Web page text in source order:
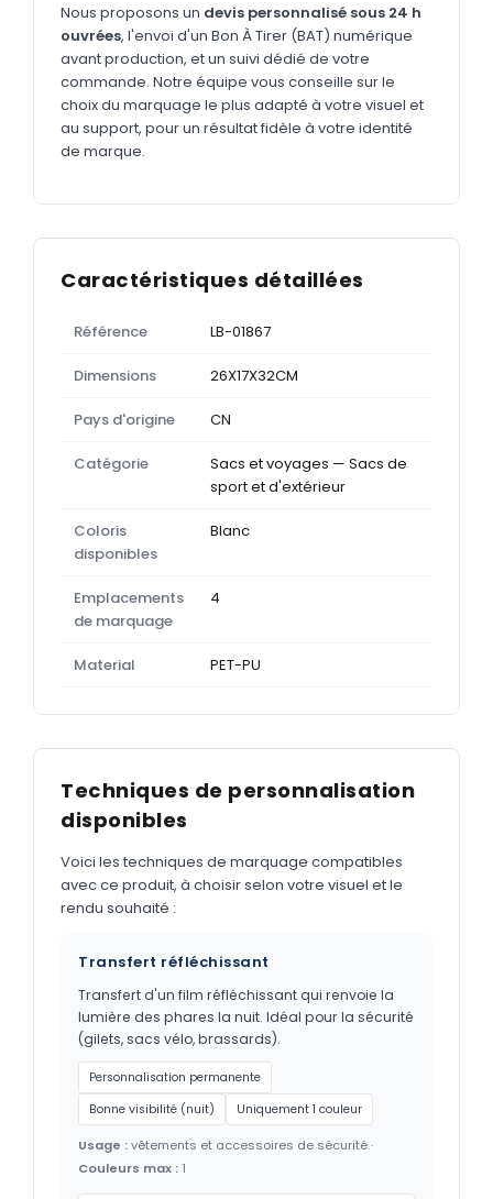
Sacs & voyages
Verres & déjeuner
Technologie
Vêtements
Outils & porte-clés
Cuisine
Nous proposons un devis personnalisé sous 24 h
ouvrées, l'envoi d'un Bon À Tirer (BAT) numérique
avant production, et un suivi dédié de votre
commande. Notre équipe vous conseille sur le
choix du marquage le plus adapté à votre visuel et
au support, pour un résultat fidèle à votre identité
de marque.
Caractéristiques détaillées
Référence LB-01867
Dimensions 26X17X32CM
Pays d'origine CN
Catégorie
Sacs et voyages — Sacs de
sport et d'extérieur
Coloris
disponibles
Blanc
Emplacements
de marquage
4
Material PET-PU
Techniques de personnalisation
disponibles
Voici les techniques de marquage compatibles
avec ce produit, à choisir selon votre visuel et le
rendu souhaité :
Transfert réfléchissant
Transfert d'un film réfléchissant qui renvoie la
lumière des phares la nuit. Idéal pour la sécurité
(gilets, sacs vélo, brassards).
Personnalisation permanente
Bonne visibilité (nuit)
Uniquement 1 couleur
Usage :vêtements et accessoires de sécurité ·
Couleurs max : 1